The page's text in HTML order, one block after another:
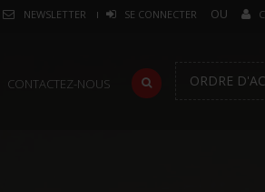
NEWSLETTER SE CONNECTER
CONTACTEZ-NOUS ORDRE